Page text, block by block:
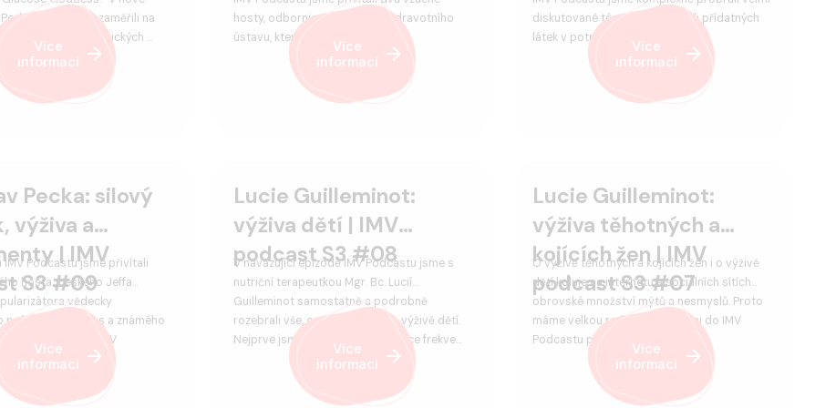
jsme se zaměřili na
cukru a glykemických …
Více
informací
hosty, odbornice ze Státního zdravotního
ústavu, které se přímo podílely n…
Více
informací
diskutované téma „éček“ neboli přídatných
látek v potravinách, které se p…
Více
informací
Pecka: silový
výživa a
| IMV
S3 #09
IMV Podcastu jsme přivítali
hosta „českého Jeffa
vědecky
pohledu na fitness a známého
Jaroslava Pecku. V
Více
informací
Lucie Guilleminot:
výživa dětí | IMV
podcast S3 #08
V navazující epizodě IMV Podcastu jsme s
nutriční terapeutkou Mgr. Bc. Lucií
Guilleminot samostatně a podrobně
rozebrali vše, co vás zajímalo o výživě dětí.
Nejprve jsme diskutovali asi nevíce frekve…
Více
informací
Lucie Guilleminot:
výživa těhotných a
kojících žen | IMV
podcast S3 #07
O výživě těhotných a kojících žen i o výživě
dětí koluje na internetu a sociálních sítích
obrovské množství mýtů a nesmyslů. Proto
máme velkou radost, že za námi do IMV
Podcastu přijela nutriční tera…
Více
informací